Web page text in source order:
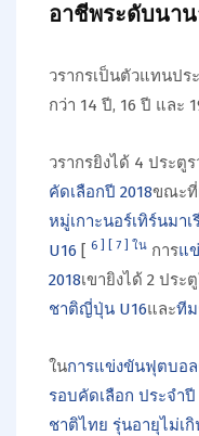
อาชีพระดับนา
วรากรเป็นตัวแทนปร
กว่า 14 ปี, 16 ปี และ
วรากรยิงได้ 4 ประตู
คัดเลือกปี 2018ขณะที่
หมู่เกาะนอร์เทิร์นมาเ
U16 [ 6 7 ใน การแ
2018เขายิงได้ 2 ประ
ชาติญี่ปุ่น U16และทีม
ในการแข่งขันฟุตบอล
รอบคัดเลือก ประจำปี
ชาติไทย รุ่นอายุไม่เกิ